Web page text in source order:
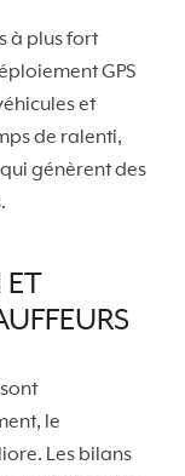
à plus fort
GPS
et
de ralenti,
génèrent des
ET
le
Les bilans